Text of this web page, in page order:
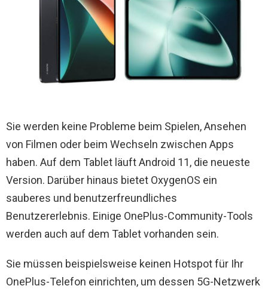
Sie werden keine Probleme beim Spielen, Ansehen
von Filmen oder beim Wechseln zwischen Apps
haben. Auf dem Tablet läuft Android 11, die neueste
Version. Darüber hinaus bietet OxygenOS ein
sauberes und benutzerfreundliches
Benutzererlebnis. Einige OnePlus-Community-Tools
werden auch auf dem Tablet vorhanden sein.
Sie müssen beispielsweise keinen Hotspot für Ihr
OnePlus-Telefon einrichten, um dessen 5G-Netzwerk